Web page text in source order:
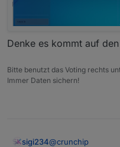
Denke es kommt auf
Bitte benutzt das Voting rechts
Immer Daten sichern!
sigi234@crunchip